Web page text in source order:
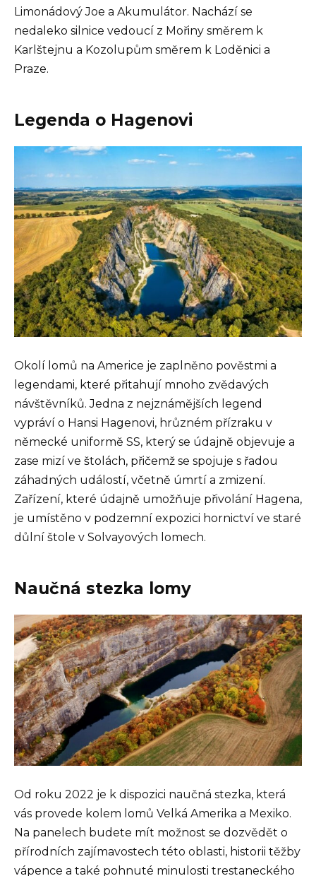
Limonádový Joe a Akumulátor. Nachází se
nedaleko silnice vedoucí z Mořiny směrem k
Karlštejnu a Kozolupům směrem k Loděnici a
Praze.
Legenda o Hagenovi
Okolí lomů na Americe je zaplněno pověstmi a
legendami, které přitahují mnoho zvědavých
návštěvníků. Jedna z nejznámějších legend
vypráví o Hansi Hagenovi, hrůzném přízraku v
německé uniformě SS, který se údajně objevuje a
zase mizí ve štolách, přičemž se spojuje s řadou
záhadných událostí, včetně úmrtí a zmizení.
Zařízení, které údajně umožňuje přivolání Hagena,
je umístěno v podzemní expozici hornictví ve staré
důlní štole v Solvayových lomech.
Naučná stezka lomy
Od roku 2022 je k dispozici naučná stezka, která
vás provede kolem lomů Velká Amerika a Mexiko.
Na panelech budete mít možnost se dozvědět o
přírodních zajímavostech této oblasti, historii těžby
vápence a také pohnuté minulosti trestaneckého